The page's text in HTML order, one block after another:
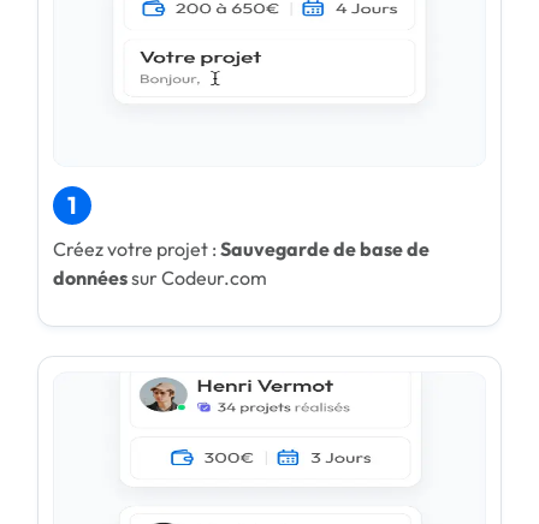
1
Créez votre projet : Sauvegarde de base de
donnéessur Codeur.com